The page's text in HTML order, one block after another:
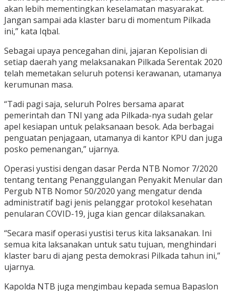
akan lebih mementingkan keselamatan masyarakat.
Jangan sampai ada klaster baru di momentum Pilkada
ini,” kata Iqbal.
Sebagai upaya pencegahan dini, jajaran Kepolisian di
setiap daerah yang melaksanakan Pilkada Serentak 2020
telah memetakan seluruh potensi kerawanan, utamanya
kerumunan masa.
“Tadi pagi saja, seluruh Polres bersama aparat
pemerintah dan TNI yang ada Pilkada-nya sudah gelar
apel kesiapan untuk pelaksanaan besok. Ada berbagai
penguatan penjagaan, utamanya di kantor KPU dan juga
posko pemenangan,” ujarnya.
Operasi yustisi dengan dasar Perda NTB Nomor 7/2020
tentang tentang Penanggulangan Penyakit Menular dan
Pergub NTB Nomor 50/2020 yang mengatur denda
administratif bagi jenis pelanggar protokol kesehatan
penularan COVID-19, juga kian gencar dilaksanakan.
“Secara masif operasi yustisi terus kita laksanakan. Ini
semua kita laksanakan untuk satu tujuan, menghindari
klaster baru di ajang pesta demokrasi Pilkada tahun ini,”
ujarnya.
Kapolda NTB juga mengimbau kepada semua Bapaslon